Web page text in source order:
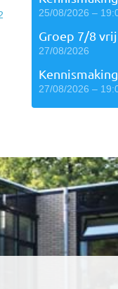
25/08/2026 –
Groep 7/8 vrij
27/08/2026
27/08/2026 –